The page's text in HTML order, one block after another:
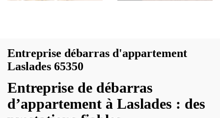
Entreprise débarras d'appartement
Laslades 65350
Entreprise de débarras
d’appartement à Laslades : des